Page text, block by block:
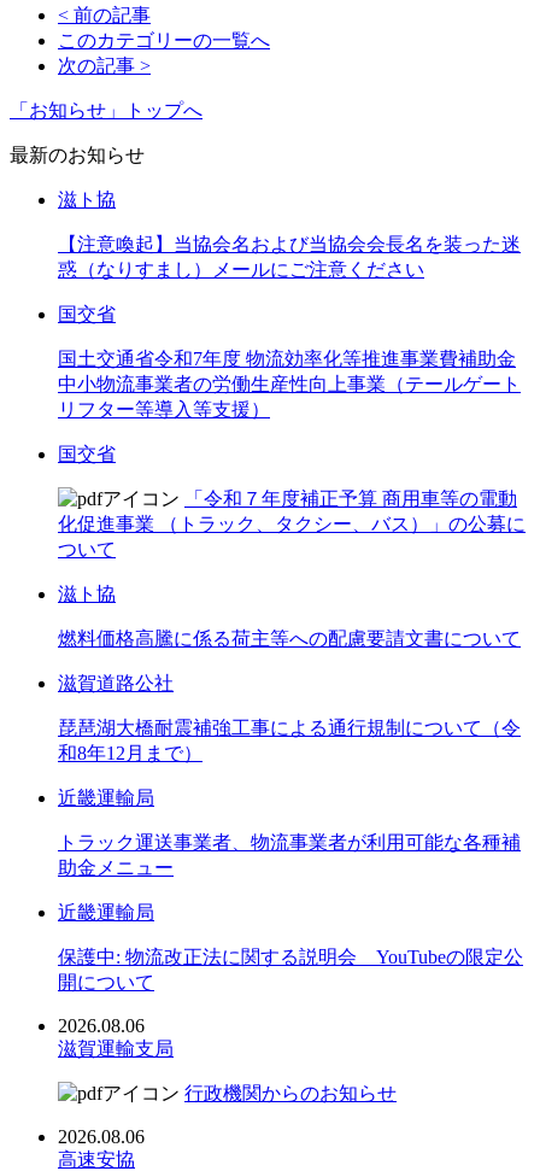
< 前の記事
このカテゴリーの一覧へ
次の記事 >
「お知らせ」トップへ
最新のお知らせ
滋ト協
【注意喚起】当協会名および当協会会長名を装った迷
惑（なりすまし）メールにご注意ください
国交省
国土交通省令和7年度 物流効率化等推進事業費補助金
中小物流事業者の労働生産性向上事業（テールゲート
リフター等導入等支援）
国交省
「令和７年度補正予算 商用車等の電動
化促進事業 （トラック、タクシー、バス）」の公募に
ついて
滋ト協
燃料価格高騰に係る荷主等への配慮要請文書について
滋賀道路公社
琵琶湖大橋耐震補強工事による通行規制について（令
和8年12月まで）
近畿運輸局
トラック運送事業者、物流事業者が利用可能な各種補
助金メニュー
近畿運輸局
保護中: 物流改正法に関する説明会 YouTubeの限定公
開について
2026.08.06
滋賀運輸支局
行政機関からのお知らせ
2026.08.06
高速安協